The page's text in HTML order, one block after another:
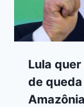
Lula
de
Amazônia